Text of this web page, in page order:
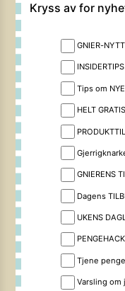
Kryss av for
GNIER-
Tips om
HELT
GNIERENS
Dagens
UKENS
Tjene
Varsling om